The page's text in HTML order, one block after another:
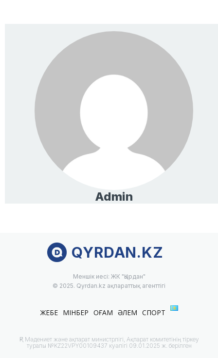
Admin
QYRDAN.KZ
Меншік иесі: ЖК "Қырдан"
© 2025. Qyrdan.kz ақпараттық агенттігі
ЖЕБЕ МІНБЕР ҚОҒАМ ӘЛЕМ СПОРТ
ҚР Мәдениет және ақпарат министрлігі, Ақпарат комитетінің тіркеу
туралы №KZ22VPY00109437 куәлігі 09.01.2025 ж. берілген